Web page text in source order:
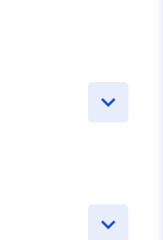
keyboard_arrow_down
keyboard_arrow_down